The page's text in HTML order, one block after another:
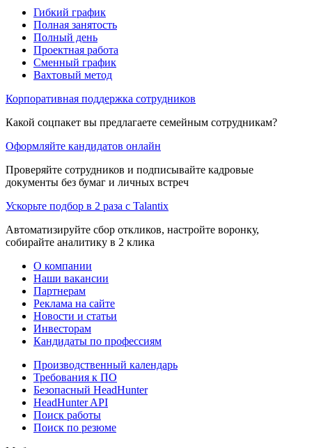
Гибкий график
Полная занятость
Полный день
Проектная работа
Сменный график
Вахтовый метод
Корпоративная поддержка сотрудников
Какой соцпакет вы предлагаете семейным сотрудникам?
Оформляйте кандидатов онлайн
Проверяйте сотрудников и подписывайте кадровые
документы без бумаг и личных встреч
Ускорьте подбор в 2 раза с Talantix
Автоматизируйте сбор откликов, настройте воронку,
собирайте аналитику в 2 клика
О компании
Наши вакансии
Партнерам
Реклама на сайте
Новости и статьи
Инвесторам
Кандидаты по профессиям
Производственный календарь
Требования к ПО
Безопасный HeadHunter
HeadHunter API
Поиск работы
Поиск по резюме